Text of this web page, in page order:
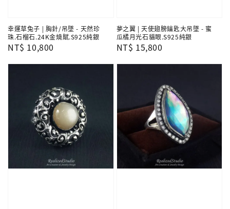
幸運草兔子 | 胸針/吊墜 - 天然珍
珠.石榴石.24K金燒賦.S925純銀
Regular
NT$ 10,800
夢之翼 | 天使翅膀鑰匙大吊墜 - 蜜
瓜橘月光石貓眼.S925純銀
Regular
NT$ 15,800